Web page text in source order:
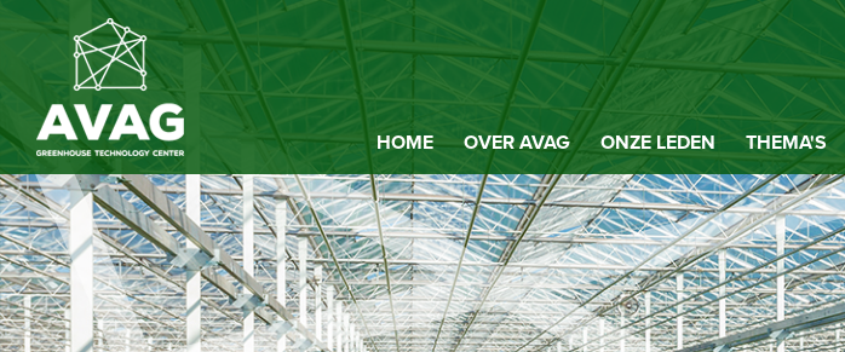
HOME OVER AVAG ONZE LEDEN THEMA'S